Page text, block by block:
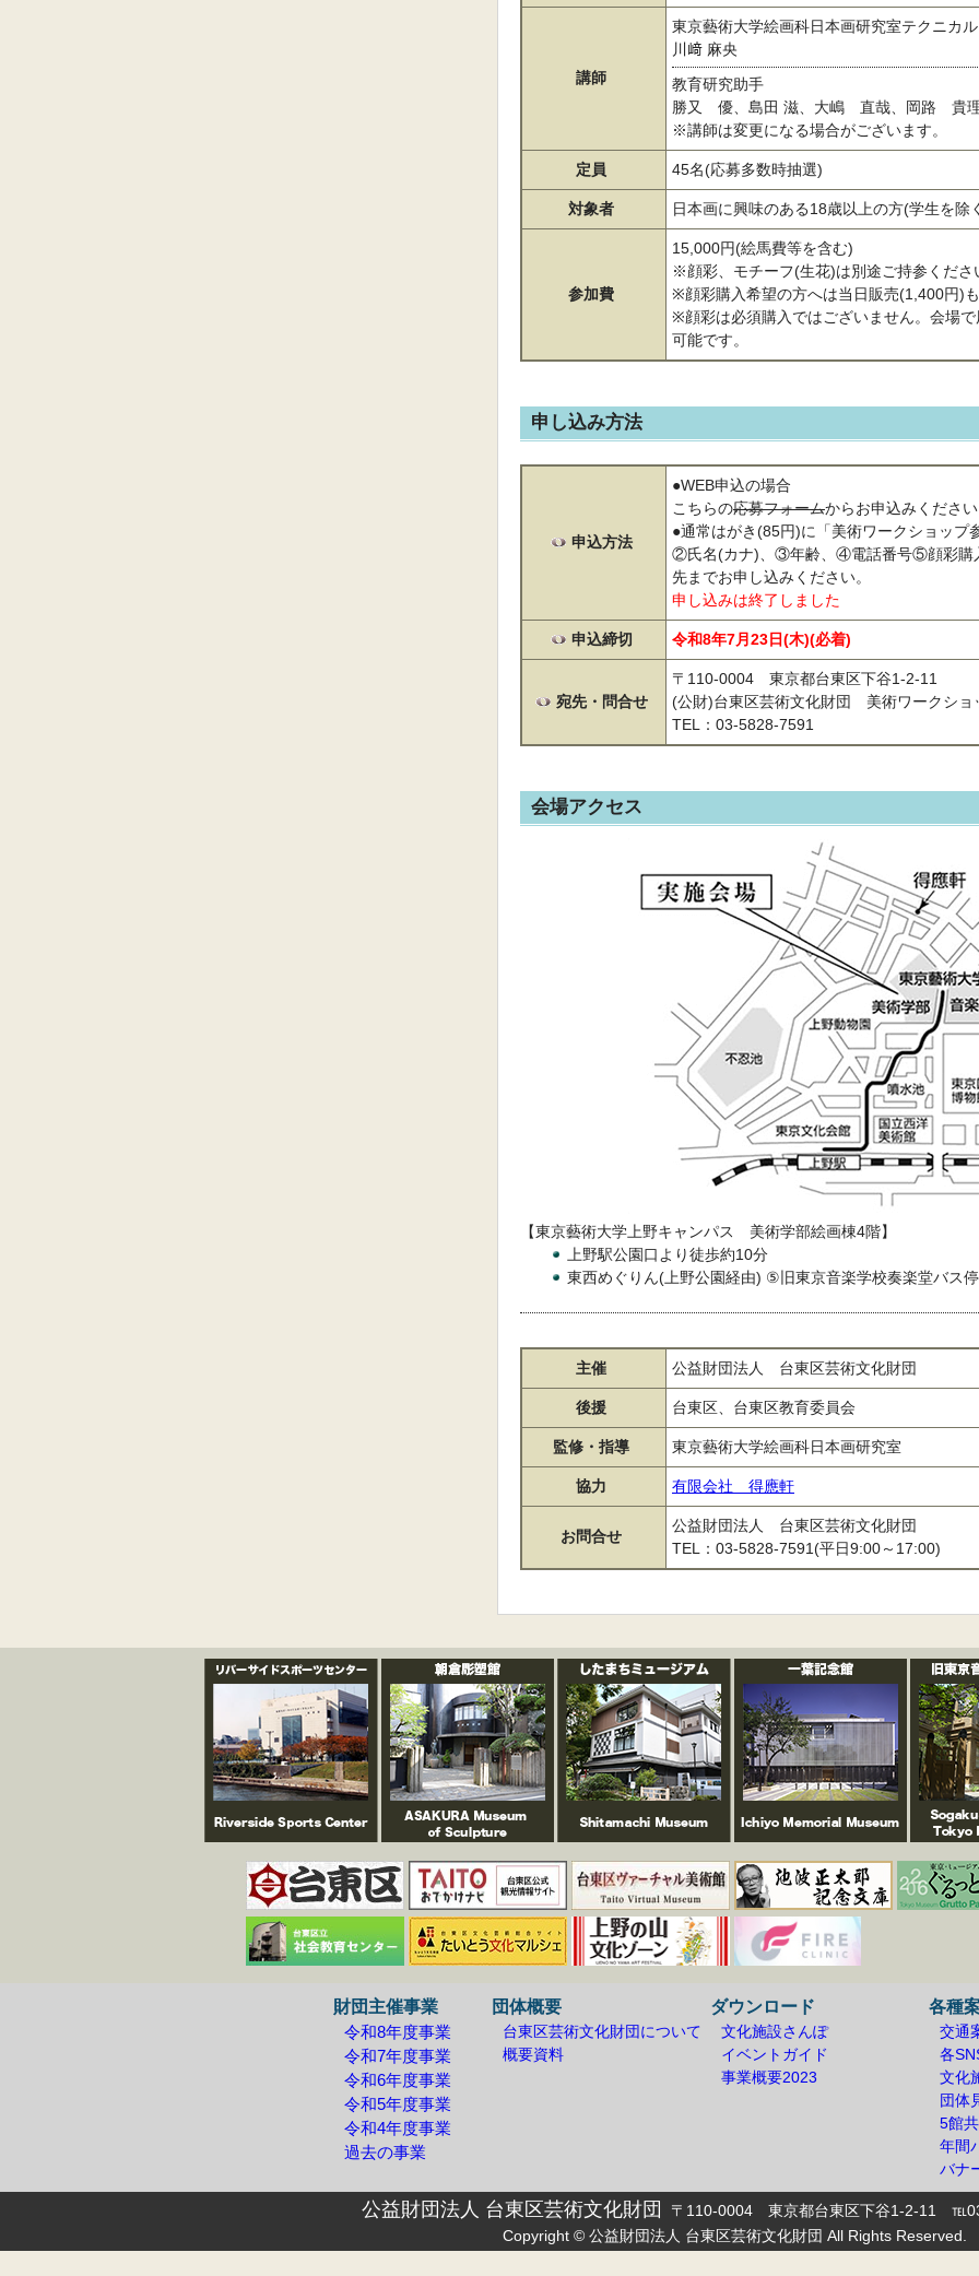
講師
東京藝術大学絵画科日本画研究室テクニカ
川﨑 麻央
教育研究助手
勝又 優、島田 滋、大嶋 直哉、岡路 貴
※講師は変更になる場合がございます。
定員 45名(応募多数時抽選)
対象者 日本画に興味のある18歳以上の方(学生を除
参加費
15,000円(絵馬費等を含む)
※顔彩、モチーフ(生花)は別途ご持参くださ
※顔彩購入希望の方へは当日販売(1,400円)
※顔彩は必須購入ではございません。会場
可能です。
申し込み方法
申込方法
●WEB申込の場合
こちらの応募フォームからお申込みくださ
●通常はがき(85円)に「美術ワークショッ
②氏名(カナ)、③年齢、④電話番号⑤顔彩購
先までお申し込みください。
申し込みは終了しました
申込締切 令和8年7月23日(木)(必着)
宛先・問合せ
〒110-0004 東京都台東区下谷1-2-11
(公財)台東区芸術文化財団 美術ワークショ
TEL：03-5828-7591
会場アクセス
【東京藝術大学上野キャンパス 美術学部絵画棟4階】
上野駅公園口より徒歩約10分
東西めぐりん(上野公園経由) ⑤旧東京音楽学校奏楽堂バス
主催 公益財団法人 台東区芸術文化財団
後援 台東区、台東区教育委員会
監修・指導 東京藝術大学絵画科日本画研究室
協力 有限会社 得應軒
お問合せ
公益財団法人 台東区芸術文化財団
TEL：03-5828-7591(平日9:00～17:00)
財団主催事業
令和8年度事業
令和7年度事業
令和6年度事業
令和5年度事業
令和4年度事業
過去の事業
団体概要
台東区芸術文化財団について
概要資料
ダウンロード
文化施設さんぽ
イベントガイド
事業概要2023
各種
交通
各
文化
団体
5館
年間
バナ
公益財団法人 台東区芸術文化財団
〒110-0004 東京都台東区下谷1-2-11
Copyright © 公益財団法人 台東区芸術文化財団 All Rights Reserved.